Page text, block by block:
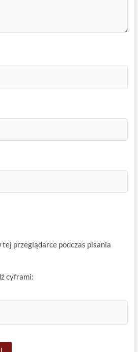
przeglądarce podczas pisania
cyframi: